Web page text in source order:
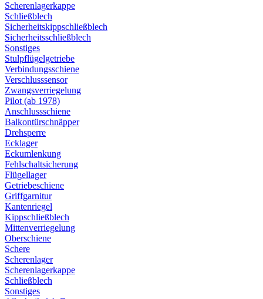
Scherenlagerkappe
Schließblech
Sicherheitskippschließblech
Sicherheitsschließblech
Sonstiges
Stulpflügelgetriebe
Verbindungsschiene
Verschlusssensor
Zwangsverriegelung
Pilot (ab 1978)
Anschlussschiene
Balkontürschnäpper
Drehsperre
Ecklager
Eckumlenkung
Fehlschaltsicherung
Flügellager
Getriebeschiene
Griffgarnitur
Kantenriegel
Kippschließblech
Mittenverriegelung
Oberschiene
Schere
Scherenlager
Scherenlagerkappe
Schließblech
Sonstiges